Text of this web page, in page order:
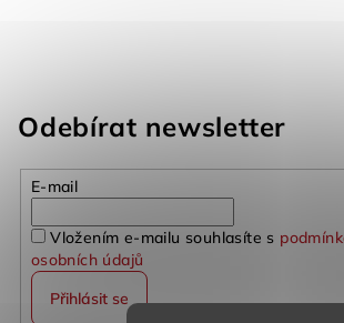
Odebírat newsletter
E-mail
Vložením e-mailu souhlasíte s
osobních údajů
Přihlásit se